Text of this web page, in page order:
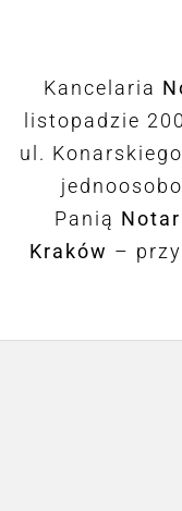
Kancelaria
listopadzie
ul.
Panią
Kraków –